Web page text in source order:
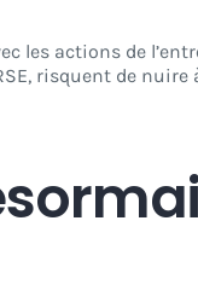
les actions de
risquent de nuire